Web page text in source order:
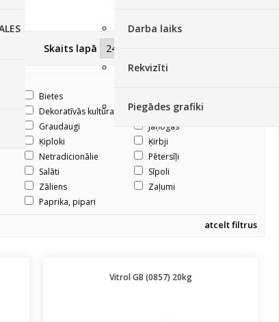
Darba laiks
Rekvizīti
Piegādes grafiki
Skaits lapā
Bietes
Dekoratīvās kultūras
Dilles
Graudaugi
Jāņogas
Ķiploki
Ķirbji
Netradicionālie
Pētersīļi
Salāti
Sīpoli
Zāliens
Zaļumi
Paprika, pipari
atcelt filtrus
Vitrol GB (0857) 20kg